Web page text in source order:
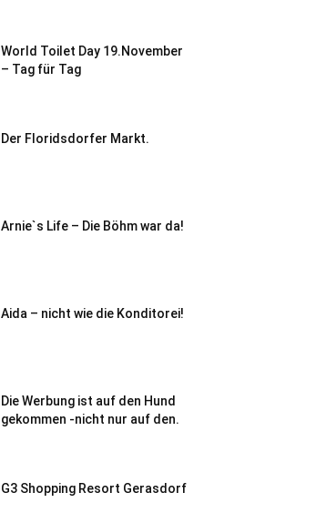
World Toilet Day 19.November
– Tag für Tag
Der Floridsdorfer Markt.
Arnie`s Life – Die Böhm war da!
Aida – nicht wie die Konditorei!
Die Werbung ist auf den Hund
gekommen -nicht nur auf den.
G3 Shopping Resort Gerasdorf